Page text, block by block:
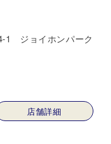
1 ジョイホンパーク
店舗詳細